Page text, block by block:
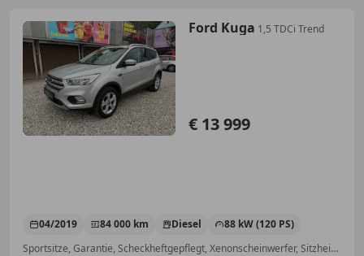
Ford Kuga 1,5 TDCi Trend
€ 13 999
04/2019 84 000 km Diesel
88 kW (120 PS)
Sportsitze, Garantie, Scheckheftgepflegt, Xenonscheinwerfer, Sitzheizung, Tempomat, Regensensor, ABS